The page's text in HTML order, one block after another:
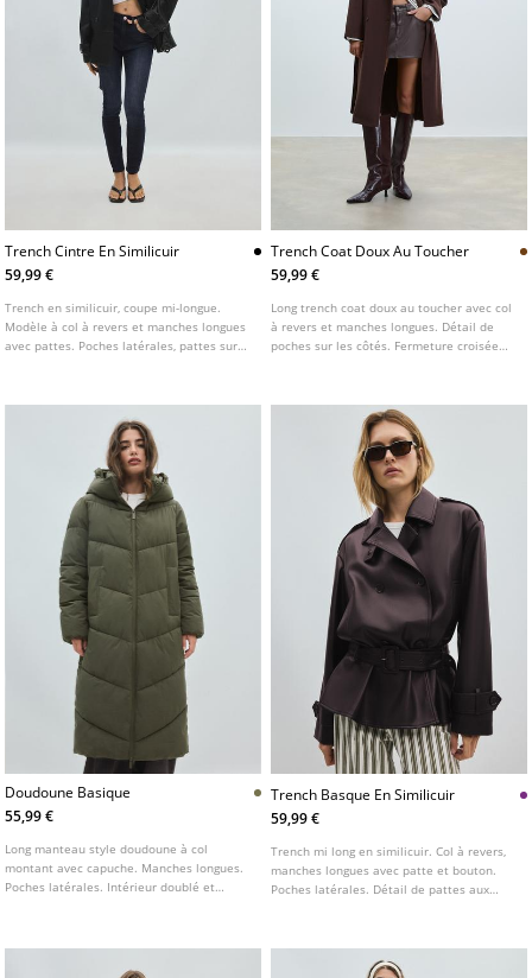
Trench Cintre En Similicuir
59,99 €
Trench en similicuir, coupe mi-longue.
Modèle à col à revers et manches longues
avec pattes. Poches latérales, pattes sur
boucle.
Trench Coat Doux Au Toucher
59,99 €
Long trench coat doux au toucher avec col
à revers et manches longues. Détail de
poches sur les côtés. Fermeture croisée
en plusieurs couleurs.
Doudoune Basique
55,99 €
Long manteau style doudoune à col
montant avec capuche. Manches longues.
Poches latérales. Intérieur doublé et
Trench Basque En Similicuir
59,99 €
Trench mi long en similicuir. Col à revers,
manches longues avec patte et bouton.
Poches latérales. Détail de pattes aux